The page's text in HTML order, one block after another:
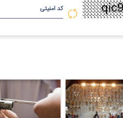
کد امنیتی